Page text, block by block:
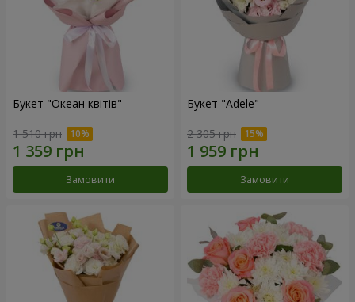
Букет "Океан квітів"
1 510 грн
Замовити
Букет "Adele"
2 305 грн
Замовити